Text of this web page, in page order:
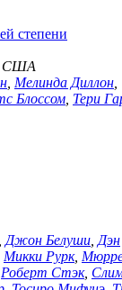
степени
США
Мелинда Диллон
Блоссом Тери
Джон Белуши Дэн
Микки Рурк,
Роберт Стэк,